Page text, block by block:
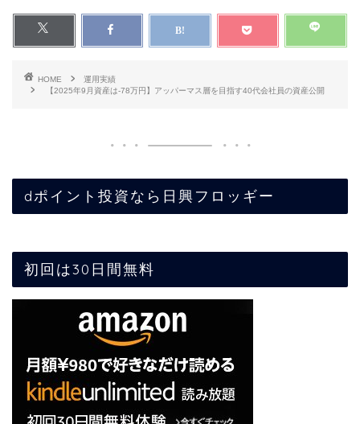
HOME
運用実績
【2025年9月資産は-78万円】アッパーマス層を目指す40代会社員の資産公開
dポイント投資なら日興フロッギー
初回は30日間無料